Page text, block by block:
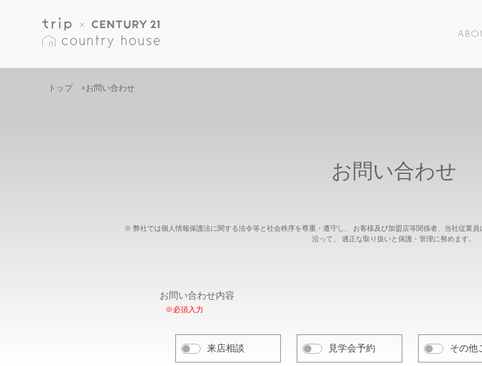
トップ >お問い合わせ
お問い合わせ
弊社では個人情報保護法に関する法令等と社会秩序を尊重・遵守し、 お客様及び加盟店等関係者、当社従業員
沿って、 適正な取り扱いと保護・管理に努めます。
お問い合わせ内容
※必須入力
来店相談 見学会予約 その他